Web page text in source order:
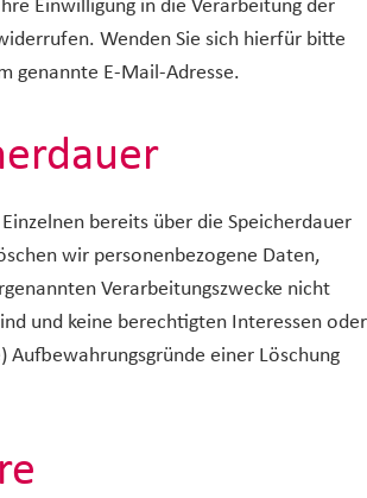
Einwilligung in die Verarbeitung der
Wenden Sie sich hierfür bitte
genannte E-Mail-Adresse.
bereits über die Speicherdauer
wir personenbezogene Daten,
Verarbeitungszwecke nicht
und keine berechtigten Interessen oder
Aufbewahrungsgründe einer Löschung